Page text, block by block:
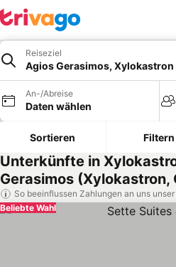
Reiseziel
Agios Gerasimos, Xylokastron
An-/Abreise
Daten wählen
Sortieren Filtern
Unterkünfte in
Gerasimos (Xylokastron,
So beeinflussen Zahlungen an uns
Beliebte Wahl